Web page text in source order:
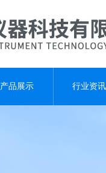
产品展示 行业资讯